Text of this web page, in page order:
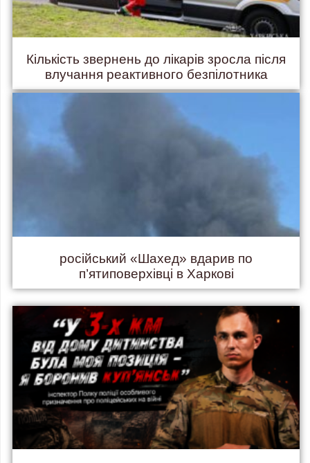
Кількість звернень до лікарів зросла після
влучання реактивного безпілотника
російський «Шахед» вдарив по
п’ятиповерхівці в Харкові